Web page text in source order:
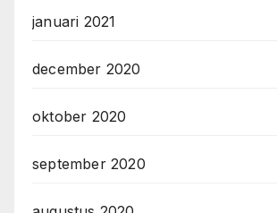
januari 2021
december 2020
oktober 2020
september 2020